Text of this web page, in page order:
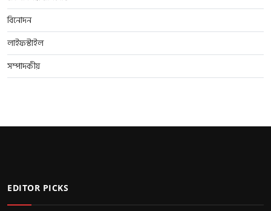
বিনোদন
লাইফস্টাইল
সম্পাদকীয়
EDITOR PICKS